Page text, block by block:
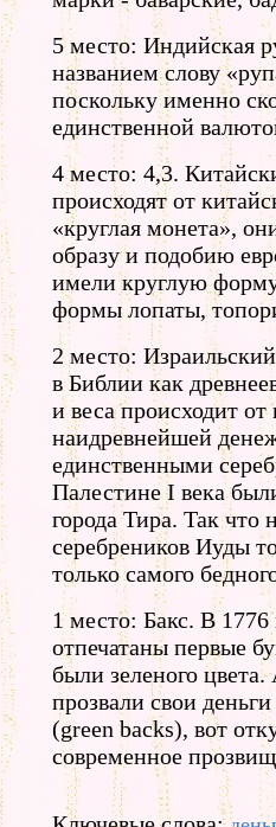
5 место: Индийская
названием слову
поскольку именно
единственной
4 место: 4,3.
происходят от
«круглая монета»,
образу и подобию
имели круглую
формы лопаты,
2 место:
в Библии как
и веса происходит от
наидревнейшей
единственными
Палестине I века
города Тира. Так что
серебреников Иуды
только самого
1 место: Бакс. В
отпечатаны первые
были зеленого
прозвали свои
(green backs), вот
современное